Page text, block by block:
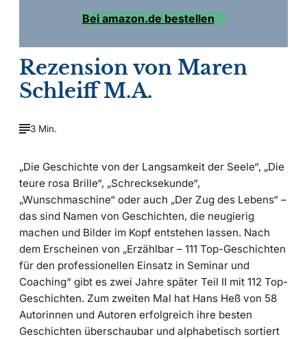
Bei amazon.de bestellen
Rezension von Maren
Schleiff M.A.
3 Min.
„Die Geschichte von der Langsamkeit der Seele“, „Die
teure rosa Brille“, „Schrecksekunde“,
„Wunschmaschine“ oder auch „Der Zug des Lebens“ –
das sind Namen von Geschichten, die neugierig
machen und Bilder im Kopf entstehen lassen. Nach
dem Erscheinen von „Erzählbar – 111 Top-Geschichten
für den professionellen Einsatz in Seminar und
Coaching“ gibt es zwei Jahre später Teil II mit 112 Top-
Geschichten. Zum zweiten Mal hat Hans Heß von 58
Autorinnen und Autoren erfolgreich ihre besten
Geschichten überschaubar und alphabetisch sortiert